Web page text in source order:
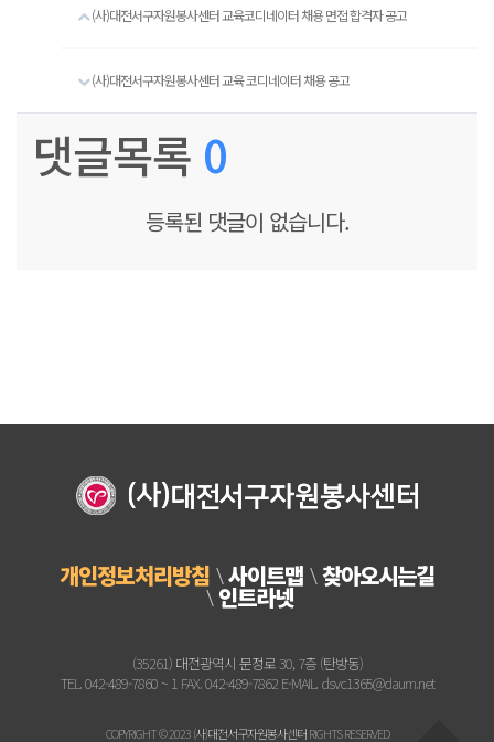
(사)대전서구자원봉사센터 교육코디네이터 채용 면접 합격자 공고
(사)대전서구자원봉사센터 교육 코디네이터 채용 공고
댓글목록 0
등록된 댓글이 없습니다.
개인정보처리방침 사이트맵 찾아오시는길
인트라넷
(35261) 대전광역시 문정로 30, 7층 (탄방동)
TEL. 042-489-7860 ~ 1 FAX. 042-489-7862 E-MAIL. dsvc1365@daum.net
COPYRIGHT © 2023 (사)대전서구자원봉사센터 RIGHTS RESERVED